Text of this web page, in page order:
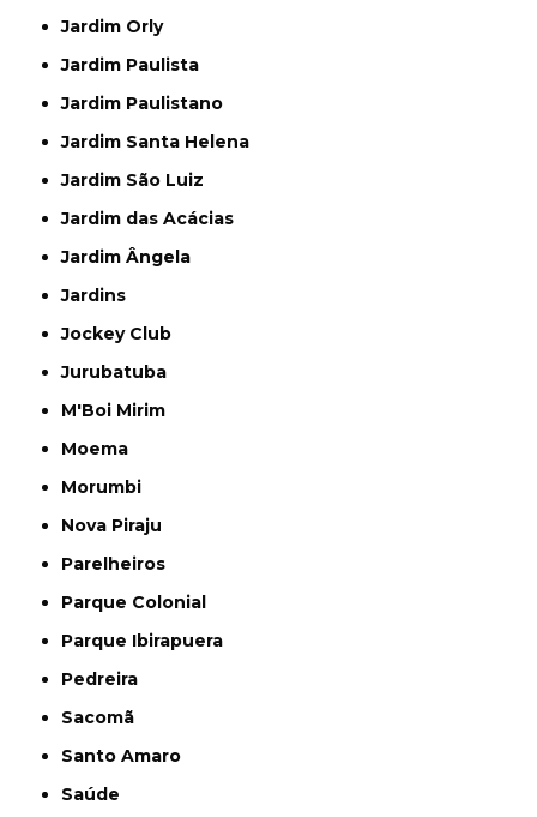
Jardim Orly
Jardim Paulista
Jardim Paulistano
Jardim Santa Helena
Jardim São Luiz
Jardim das Acácias
Jardim Ângela
Jardins
Jockey Club
Jurubatuba
M'Boi Mirim
Moema
Morumbi
Nova Piraju
Parelheiros
Parque Colonial
Parque Ibirapuera
Pedreira
Sacomã
Santo Amaro
Saúde